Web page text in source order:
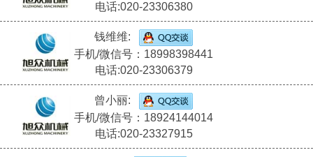
电话:020-23306380
钱维维:
手机/微信号：18998398441
电话:020-23306379
曾小丽:
手机/微信号：18924144014
电话:020-23327915